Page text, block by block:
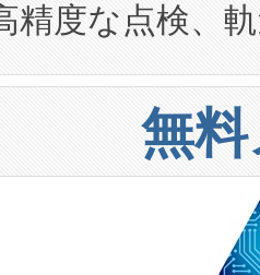
転および知的
ングカリキュ
化段階におけ
立ち上げ調整
のバイオ
について、自
、運用に至る
、確保する事
ータセンター
な負担をかけ
減という課題
にし、ピーク
精度な点検、
けるバルク材
Avia 2」を発
1,000メート
切り替えるこ
どの細かな対
無